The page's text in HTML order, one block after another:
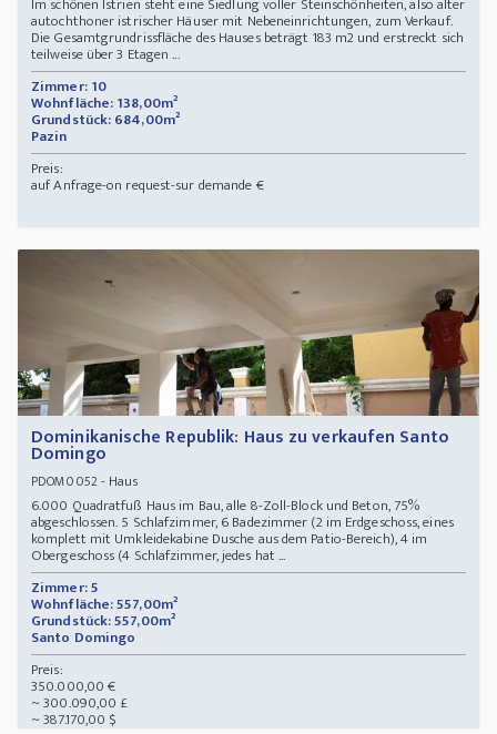
Im schönen Istrien steht eine Siedlung voller Steinschönheiten, also alter
autochthoner istrischer Häuser mit Nebeneinrichtungen, zum Verkauf.
Die Gesamtgrundrissfläche des Hauses beträgt 183 m2 und erstreckt sich
teilweise über 3 Etagen ...
Zimmer: 10
Wohnfläche: 138,00m²
Grundstück: 684,00m²
Pazin
Preis:
auf Anfrage-on request-sur demande €
Dominikanische Republik: Haus zu verkaufen Santo
Domingo
PDOM0052- Haus
6.000 Quadratfuß Haus im Bau, alle 8-Zoll-Block und Beton, 75%
abgeschlossen. 5 Schlafzimmer, 6 Badezimmer (2 im Erdgeschoss, eines
komplett mit Umkleidekabine Dusche aus dem Patio-Bereich), 4 im
Obergeschoss (4 Schlafzimmer, jedes hat ...
Zimmer: 5
Wohnfläche: 557,00m²
Grundstück: 557,00m²
Santo Domingo
Preis:
350.000,00 €
~ 300.090,00 £
~ 387.170,00 $